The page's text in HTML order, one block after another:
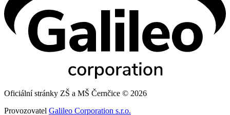
Oficiální stránky ZŠ a MŠ Černčice © 2026
Provozovatel Galileo Corporation s.r.o.